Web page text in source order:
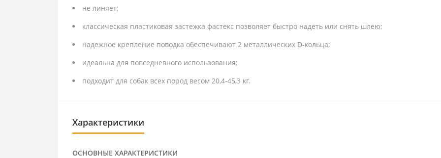
не линяет;
классическая пластиковая застежка фастекс позволяет быстро надеть или снять шлею;
надежное крепление поводка обеспечивают 2 металлических D-кольца;
идеальна для повседневного использования;
подходит для собак всех пород весом 20,4-45,3 кг.
Характеристики
ОСНОВНЫЕ ХАРАКТЕРИСТИКИ